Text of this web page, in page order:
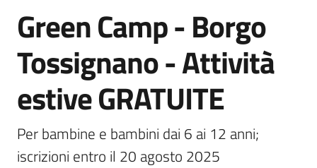
Novità
Servizi
Vivere
Borgo
Tossignano
Menu selezionato
Salta al contenuto
Green Camp - Borgo
Tossignano - Attività
estive GRATUITE
Per bambine e bambini dai 6 ai 12 anni;
iscrizioni entro il 20 agosto 2025